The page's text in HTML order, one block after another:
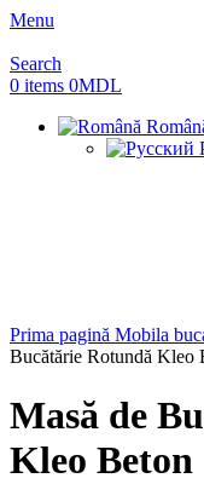
Menu
Search
0 items 0MDL
Prima pagină Mobila
Bucătărie Rotundă Kleo
Masă de
Kleo Beton